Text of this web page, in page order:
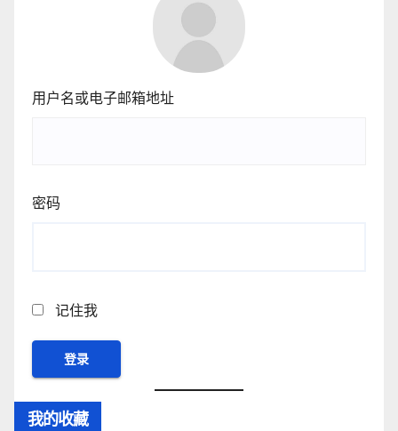
用户名或电子邮箱地址
密码
记住我
我的收藏